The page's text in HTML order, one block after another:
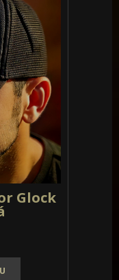
Glock